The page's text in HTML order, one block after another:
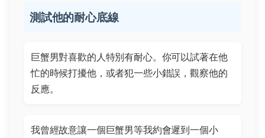
測試他的耐心底線
巨蟹男對喜歡的人特別有耐心。你可以試著在他
忙的時候打擾他，或者犯一些小錯誤，觀察他的
反應。
我曾經故意讓一個巨蟹男等我約會遲到一個小